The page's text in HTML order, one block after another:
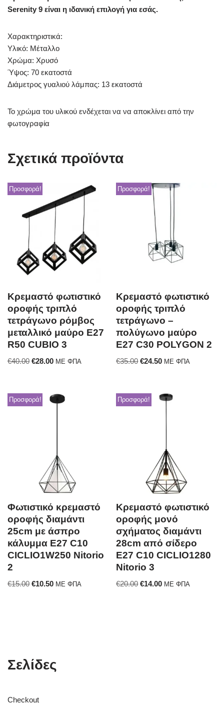
Serenity 9 είναι η ιδανική επιλογή για εσάς.
Χαρακτηριστικά:
Υλικό: Μέταλλο
Χρώμα: Χρυσό
Ύψος: 70 εκατοστά
Διάμετρος γυαλιού λάμπας: 13 εκατοστά
Το χρώμα του υλικού ενδέχεται να να αποκλίνει από την
φωτογραφία
Σχετικά προϊόντα
Προσφορά!
Κρεμαστό φωτιστικό
οροφής τριπλό
τετράγωνο ρόμβος
μεταλλικό μαύρο E27
R50 CUBIO 3
€40.00 €28.00 ΜΕ ΦΠΑ
Προσφορά!
Κρεμαστό φωτιστικό
οροφής τριπλό
τετράγωνο –
πολύγωνο μαύρο
Ε27 C30 POLYGON 2
€35.00 €24.50 ΜΕ ΦΠΑ
Προσφορά!
Φωτιστικό κρεμαστό
οροφής διαμάντι
25cm με άσπρο
κάλυμμα E27 C10
CICLIO1W250 Nitorio
2
€15.00 €10.50 ΜΕ ΦΠΑ
Προσφορά!
Κρεμαστό φωτιστικό
οροφής μονό
σχήματος διαμάντι
28cm από σίδερο
E27 C10 CICLIO1280
Nitorio 3
€20.00 €14.00 ΜΕ ΦΠΑ
Σελίδες
Checkout